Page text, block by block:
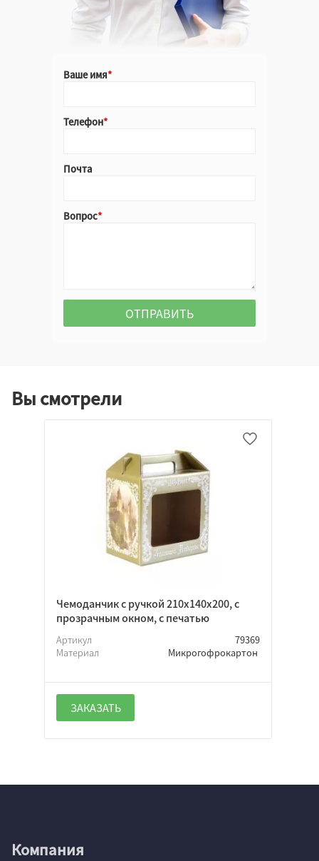
Ваше имя
Телефон
Почта
Вопрос
Вы смотрели
Чемоданчик с ручкой 210х140х200, с
прозрачным окном, с печатью
Артикул
79369
Материал
Микрогофрокартон
ЗАКАЗАТЬ
Компания